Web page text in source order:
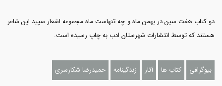
دو کتاب هفت سین در بهمن ماه و چه تنهاست ماه مجموعه اشعار سپید این شاعر
هستند که توسط انتشارات شهرستان ادب به چاپ رسیده است.
بیوگرافی کتاب ها آثار زندگینامه حمیدرضا شکارسری